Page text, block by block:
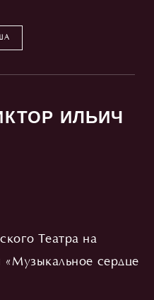
ИЛЬИЧ
Театра на
сердце